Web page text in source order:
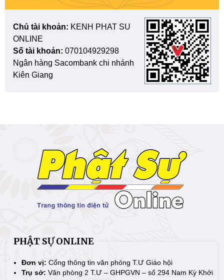
Chủ tài khoản: KENH PHAT SU
ONLINE
Số tài khoản: 070104929298
Ngân hàng Sacombank chi nhánh
Kiên Giang
PHẬT SỰ ONLINE
Đơn vị: Cổng thông tin văn phòng T.Ư Giáo hội
Trụ sở: Văn phòng 2 T.Ư – GHPGVN – số 294 Nam Kỳ Khởi